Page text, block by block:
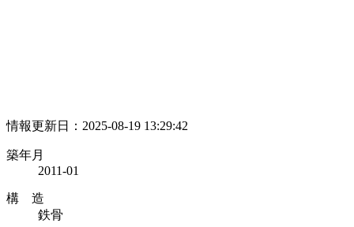
情報更新日：2025-08-19 13:29:42
築年月
2011-01
構 造
鉄骨